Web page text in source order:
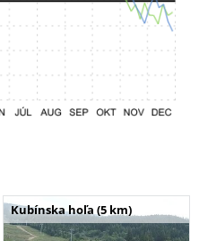
Kubínska hoľa (5 km)